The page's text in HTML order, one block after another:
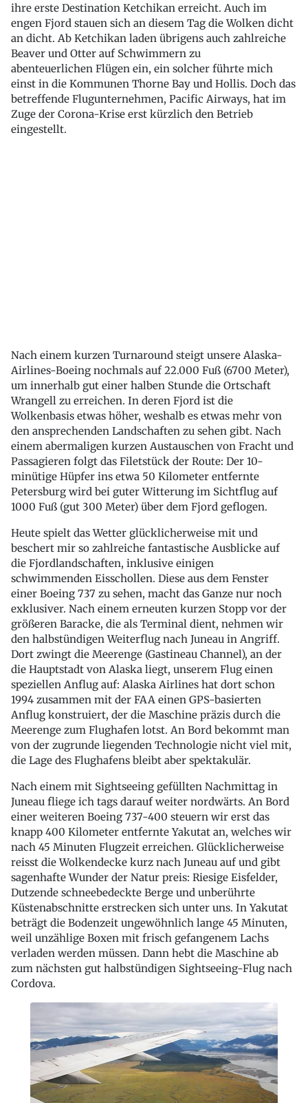
ihre erste Destination Ketchikan erreicht. Auch im
engen Fjord stauen sich an diesem Tag die Wolken dicht
an dicht. Ab Ketchikan laden übrigens auch zahlreiche
Beaver und Otter auf Schwimmern zu
abenteuerlichen Flügen ein, ein solcher führte mich
einst in die Kommunen Thorne Bay und Hollis. Doch das
betreffende Flugunternehmen, Pacific Airways, hat im
Zuge der Corona-Krise erst kürzlich den Betrieb
eingestellt.
Nach einem kurzen Turnaround steigt unsere Alaska-
Airlines-Boeing nochmals auf 22.000 Fuß (6700 Meter),
um innerhalb gut einer halben Stunde die Ortschaft
Wrangell zu erreichen. In deren Fjord ist die
Wolkenbasis etwas höher, weshalb es etwas mehr von
den ansprechenden Landschaften zu sehen gibt. Nach
einem abermaligen kurzen Austauschen von Fracht und
Passagieren folgt das Filetstück der Route: Der 10-
minütige Hüpfer ins etwa 50 Kilometer entfernte
Petersburg wird bei guter Witterung im Sichtflug auf
1000 Fuß (gut 300 Meter) über dem Fjord geflogen.
Heute spielt das Wetter glücklicherweise mit und
beschert mir so zahlreiche fantastische Ausblicke auf
die Fjordlandschaften, inklusive einigen
schwimmenden Eisschollen. Diese aus dem Fenster
einer Boeing 737 zu sehen, macht das Ganze nur noch
exklusiver. Nach einem erneuten kurzen Stopp vor der
größeren Baracke, die als Terminal dient, nehmen wir
den halbstündigen Weiterflug nach Juneau in Angriff.
Dort zwingt die Meerenge (Gastineau Channel), an der
die Hauptstadt von Alaska liegt, unserem Flug einen
speziellen Anflug auf: Alaska Airlines hat dort schon
1994 zusammen mit der FAA einen GPS-basierten
Anflug konstruiert, der die Maschine präzis durch die
Meerenge zum Flughafen lotst. An Bord bekommt man
von der zugrunde liegenden Technologie nicht viel mit,
die Lage des Flughafens bleibt aber spektakulär.
Nach einem mit Sightseeing gefüllten Nachmittag in
Juneau fliege ich tags darauf weiter nordwärts. An Bord
einer weiteren Boeing 737-400 steuern wir erst das
knapp 400 Kilometer entfernte Yakutat an, welches wir
nach 45 Minuten Flugzeit erreichen. Glücklicherweise
reisst die Wolkendecke kurz nach Juneau auf und gibt
sagenhafte Wunder der Natur preis: Riesige Eisfelder,
Dutzende schneebedeckte Berge und unberührte
Küstenabschnitte erstrecken sich unter uns. In Yakutat
beträgt die Bodenzeit ungewöhnlich lange 45 Minuten,
weil unzählige Boxen mit frisch gefangenem Lachs
verladen werden müssen. Dann hebt die Maschine ab
zum nächsten gut halbstündigen Sightseeing-Flug nach
Cordova.